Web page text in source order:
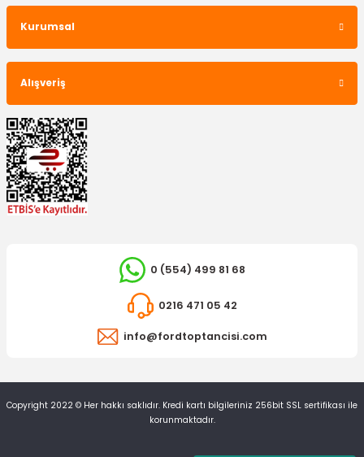
OTOSAN
Kurumsal
Alışveriş
0 (554) 499 81 68
0216 471 05 42
info@fordtoptancisi.com
Copyright 2022 © Her hakkı saklıdır. Kredi kartı bilgileriniz 256bit SSL sertifikası ile
korunmaktadır.